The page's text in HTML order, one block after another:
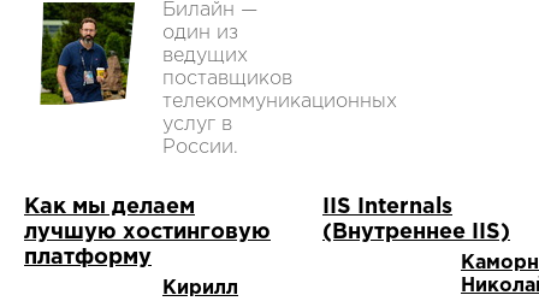
Билайн —
один из
ведущих
поставщиков
телекоммуникационных
услуг в
России.
Как мы делаем
лучшую хостинговую
платформу
Кирилл
IIS Internals
(Внутреннее IIS)